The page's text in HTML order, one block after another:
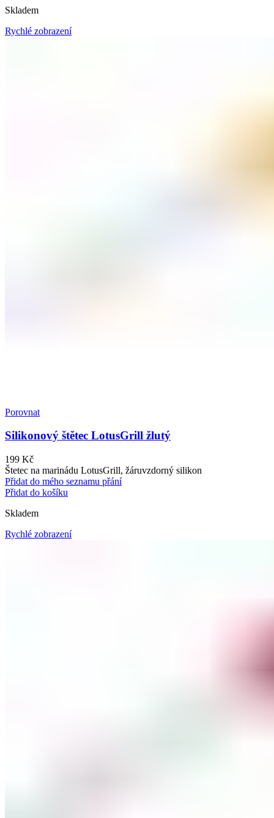
Skladem
Rychlé zobrazení
Porovnat
Silikonový štětec LotusGrill žlutý
199 Kč
Štetec na marinádu LotusGrill, žáruvzdorný silikon
Přidat do mého seznamu přání
Přidat do košíku
Skladem
Rychlé zobrazení